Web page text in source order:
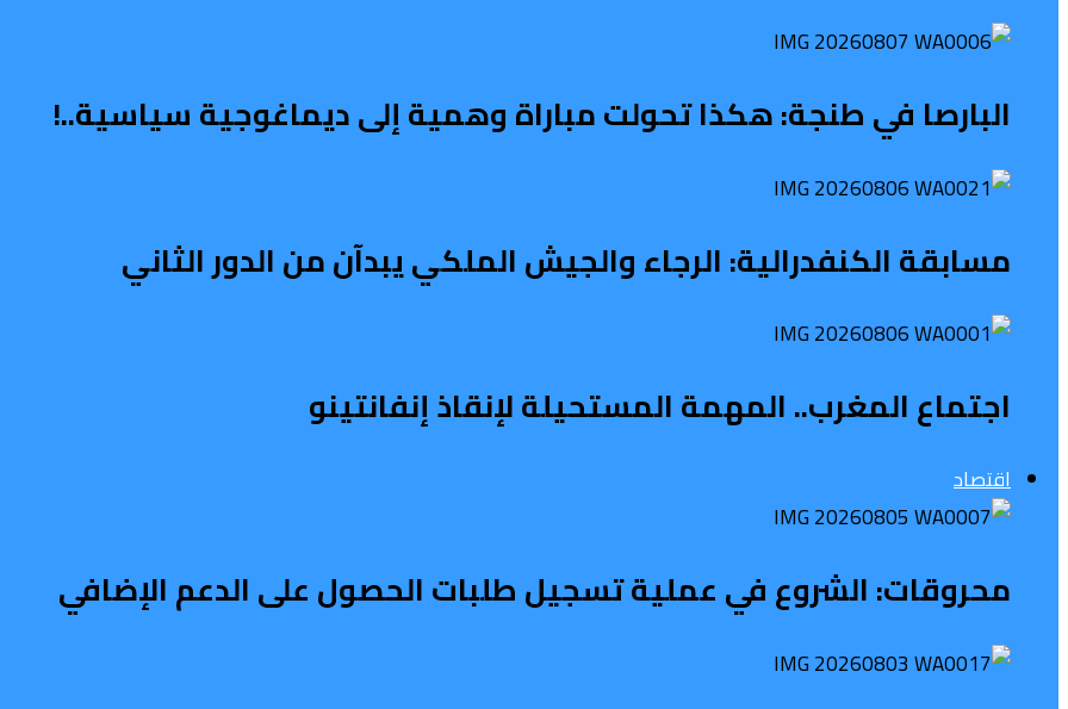
البارصا في طنجة: هكذا تحولت مباراة وهمية إلى ديماغوجية سياسية..!
مسابقة الكنفدرالية: الرجاء والجيش الملكي يبدآن من الدور الثاني
اجتماع المغرب.. المهمة المستحيلة لإنقاذ إنفانتينو
اقتصاد
محروقات: الشروع في عملية تسجيل طلبات الحصول على الدعم الإضافي